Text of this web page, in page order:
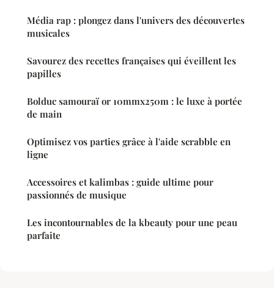
Média rap : plongez dans l'univers des découvertes
musicales
Savourez des recettes françaises qui éveillent les
papilles
Bolduc samouraï or 10mmx250m : le luxe à portée
de main
Optimisez vos parties grâce à l'aide scrabble en
ligne
Accessoires et kalimbas : guide ultime pour
passionnés de musique
Les incontournables de la kbeauty pour une peau
parfaite